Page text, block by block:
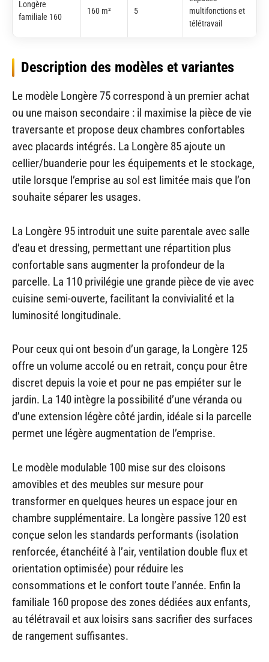
Longère
familiale 160
160 m² 5
multifonctions et
télétravail
Description des modèles et variantes
Le modèle Longère 75 correspond à un premier achat
ou une maison secondaire : il maximise la pièce de vie
traversante et propose deux chambres confortables
avec placards intégrés. La Longère 85 ajoute un
cellier/buanderie pour les équipements et le stockage,
utile lorsque l’emprise au sol est limitée mais que l’on
souhaite séparer les usages.
La Longère 95 introduit une suite parentale avec salle
d’eau et dressing, permettant une répartition plus
confortable sans augmenter la profondeur de la
parcelle. La 110 privilégie une grande pièce de vie avec
cuisine semi-ouverte, facilitant la convivialité et la
luminosité longitudinale.
Pour ceux qui ont besoin d’un garage, la Longère 125
offre un volume accolé ou en retrait, conçu pour être
discret depuis la voie et pour ne pas empiéter sur le
jardin. La 140 intègre la possibilité d’une véranda ou
d’une extension légère côté jardin, idéale si la parcelle
permet une légère augmentation de l’emprise.
Le modèle modulable 100 mise sur des cloisons
amovibles et des meubles sur mesure pour
transformer en quelques heures un espace jour en
chambre supplémentaire. La longère passive 120 est
conçue selon les standards performants (isolation
renforcée, étanchéité à l’air, ventilation double flux et
orientation optimisée) pour réduire les
consommations et le confort toute l’année. Enfin la
familiale 160 propose des zones dédiées aux enfants,
au télétravail et aux loisirs sans sacrifier des surfaces
de rangement suffisantes.